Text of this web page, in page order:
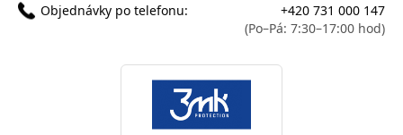
Objednávky po telefonu:
+420 731 000 147
(Po–Pá: 7:30–17:00 hod)